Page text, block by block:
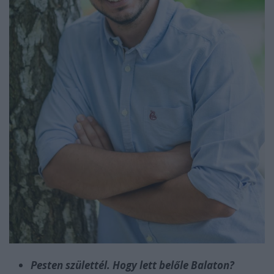
Pesten születtél. Hogy lett belőle Balaton?